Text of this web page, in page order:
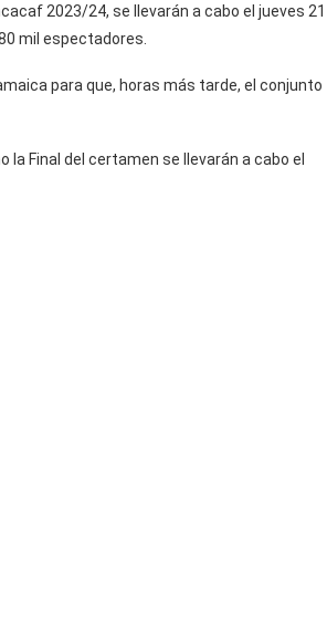
2023/24, se llevarán a cabo el jueves 21
mil espectadores.
para que, horas más tarde, el conjunto
Final del certamen se llevarán a cabo el